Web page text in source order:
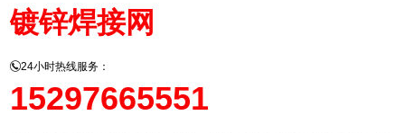
镀锌焊接网
24小时热线服务：
15297665551